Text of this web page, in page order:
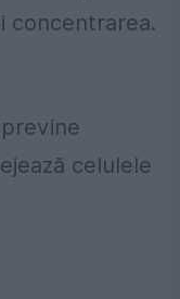
concentrarea.
celulele